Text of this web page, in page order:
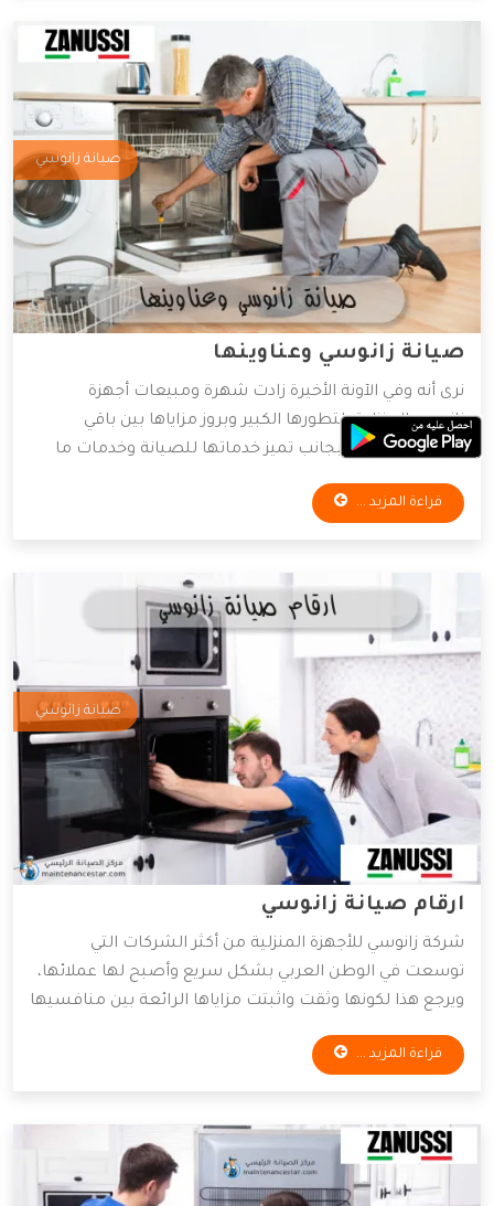
صيانة زانوسي
صيانة زانوسي وعناوينها
نرى أنه وفي الآونة الأخيرة زادت شهرة ومبيعات أجهزة
زانوسي المنزلية، لتطورها الكبير وبروز مزاياها بين باقي
العلامات الأخرى، بجانب تميز خدماتها للصيانة وخدمات ما
بعد البيع والكثير من أسباب اختيار العميل لها وثقته الكبيرة
بها وبما تنتجه، وفي هذا المقال سنقوم بتوضيح أماكن
قراءة المزيد ...
صيانة زانوسي
ارقام صيانة زانوسي
شركة زانوسي للأجهزة المنزلية من أكثر الشركات التي
توسعت في الوطن العربي بشكل سريع وأصبح لها عملائها،
ويرجع هذا لكونها وثقت واثبتت مزاياها الرائعة بين منافسيها
من العلامات الأخرى، لذا هناك العديد من المستهلكين
يتساءلون حول أرقام صيانة أجهزة زانوسي، وهذا ما سنذكره
قراءة المزيد ...